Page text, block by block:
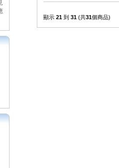
顯示 21 到 31 (共31個商品)